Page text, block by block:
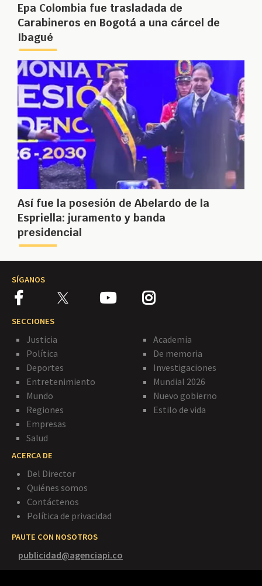
Epa Colombia fue trasladada de
Carabineros en Bogotá a una cárcel de
Ibagué
Así fue la posesión de Abelardo de la
Espriella: juramento y banda
presidencial
SÍGANOS
SECCIONES
Justicia
Política
Deportes
Entretenimiento
Mundo
Regiones
Empresas
Salud
Academia
De memoria
Investigaciones
Mundial 2026
Nuevo gobierno
Estilo de vida
ACERCA DE
Del Director
Quiénes somos
Contáctenos
Política de privacidad
PAUTE CON NOSOTROS
publicidad@agenciapi.co